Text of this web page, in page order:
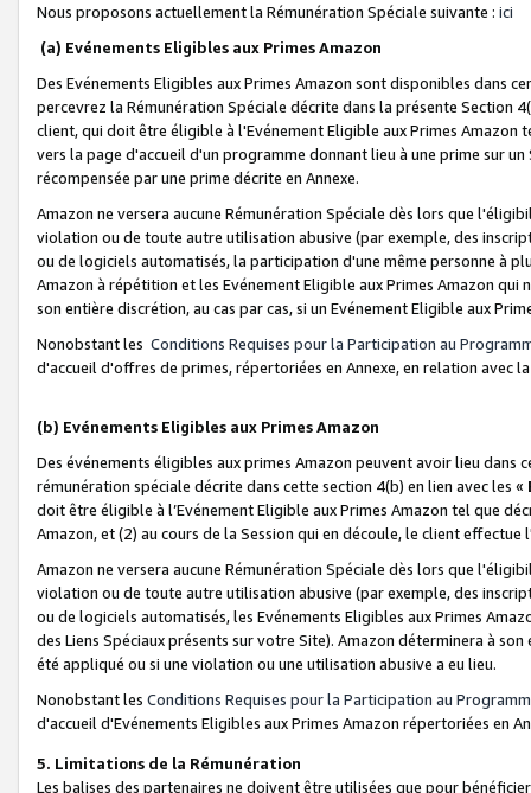
Nous proposons actuellement la Rémunération Spéciale suivante : ici
(a) Evénements Eligibles aux Primes Amazon
Des Evénements Eligibles aux Primes Amazon sont disponibles dans
percevrez la Rémunération Spéciale décrite dans la présente Section
client, qui doit être éligible à l'Evénement Eligible aux Primes Amazon
vers la page d'accueil d'un programme donnant lieu à une prime sur
récompensée par une prime décrite en Annexe.
Amazon ne versera aucune Rémunération Spéciale dès lors que
violation ou de toute autre utilisation abusive (par exemple, des
ou de logiciels automatisés, la participation d'une même personne à
Amazon à répétition et les Evénement Eligible aux Primes Amazon qui
son entière discrétion, au cas par cas, si un Evénement Eligible aux
Nonobstant les Conditions Requises pour la Participation au
d'accueil d'offres de primes, répertoriées en Annexe, en relation avec
(b) Evénements Eligibles aux Primes Amazon
Des événements éligibles aux primes Amazon peuvent avoir lieu dans
rémunération spéciale décrite dans cette section 4(b) en lien avec les «
doit être éligible à l’Evénement Eligible aux Primes Amazon tel que
Amazon, et (2) au cours de la Session qui en découle, le client
Amazon ne versera aucune Rémunération Spéciale dès lors que
violation ou de toute autre utilisation abusive (par exemple, des
ou de logiciels automatisés, les Evénements Eligibles aux Primes
des Liens Spéciaux présents sur votre Site). Amazon déterminera à
été appliqué ou si une violation ou une utilisation abusive a eu lieu.
Nonobstant les Conditions Requises pour la Participation au
d'accueil d'Evénements Eligibles aux Primes Amazon répertoriées en
5. Limitations de la Rémunération
Les balises des partenaires ne doivent être utilisées que pour